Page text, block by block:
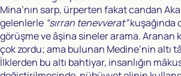
Mina’nın sarp, ürperten fakat candan
gelenlerle “sırran tenevverat”kuşağında
görüşme ve âşina sineler arama. Aranan
çok zordu; ama bulunan Medine’nin altı
İlklerden bu altı bahtiyar, insanlığın